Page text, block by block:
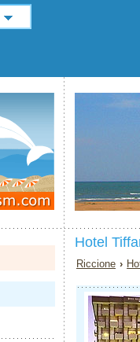
Hotel
Riccione ›